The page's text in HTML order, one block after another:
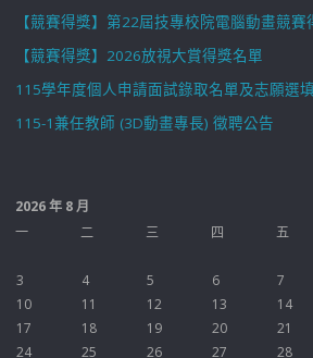
【競賽得獎】第22屆技專校院電腦動畫競賽
【競賽得獎】2026放視大賞得獎名單
115學年度個人申請面試錄取名單及志願選
115-1兼任教師 (3D動畫專長) 徵聘公告
2026 年 8 月
一
二 三 四 五
3
4 5 6 7
10
11 12 13 14
17
18 19 20 21
24
25 26 27 28